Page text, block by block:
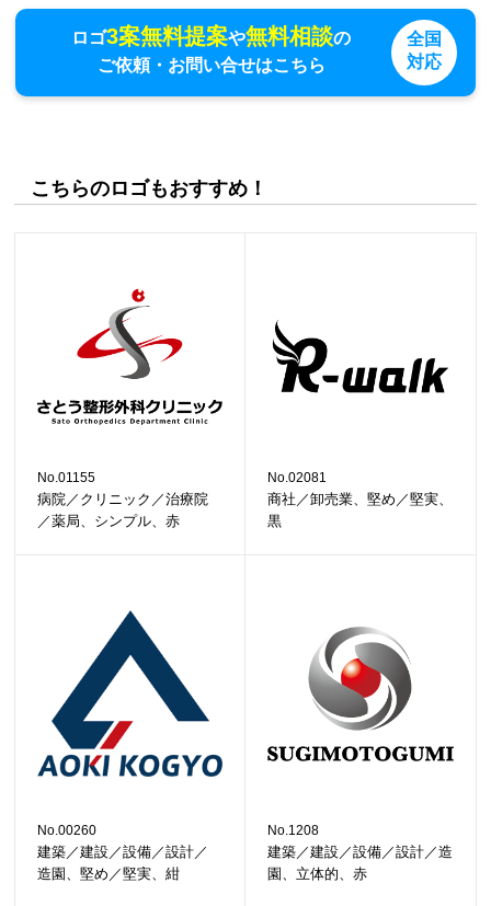
ロゴ3案無料提案や無料相談の
ご依頼・お問い合せはこちら
全国
対応
こちらのロゴもおすすめ！
No.01155
病院／クリニック／治療院
／薬局、シンプル、赤
No.02081
商社／卸売業、堅め／堅実、
黒
No.00260
建築／建設／設備／設計／
造園、堅め／堅実、紺
No.1208
建築／建設／設備／設計／造
園、立体的、赤